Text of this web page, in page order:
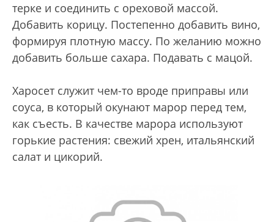
терке и соединить с ореховой массой.
Добавить корицу. Постепенно добавить вино,
формируя плотную массу. По желанию можно
добавить больше сахара. Подавать с мацой.
Харосет служит чем-то вроде приправы или
соуса, в который окунают марор перед тем,
как съесть. В качестве марора используют
горькие растения: свежий хрен, итальянский
салат и цикорий.